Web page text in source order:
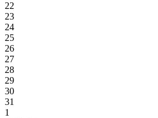
22
23
24
25
26
27
28
29
30
31
1